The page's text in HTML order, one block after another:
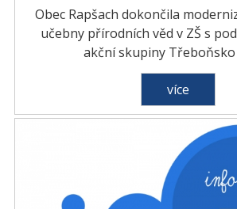
Obec Rapšach dokončila
učebny přírodních věd v ZŠ s
akční skupiny Třeboňsko
více